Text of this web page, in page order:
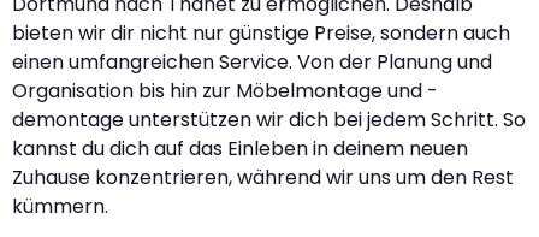
bieten wir dir nicht nur günstige Preise, sondern auch
einen umfangreichen Service. Von der Planung und
Organisation bis hin zur Möbelmontage und -
demontage unterstützen wir dich bei jedem Schritt. So
kannst du dich auf das Einleben in deinem neuen
Zuhause konzentrieren, während wir uns um den Rest
kümmern.